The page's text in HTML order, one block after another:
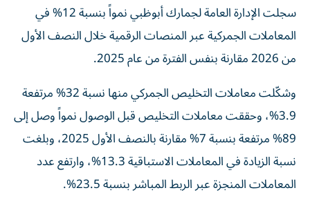
سجلت الإدارة العامة لجمارك أبوظبي نمواً بنسبة 12% في
المعاملات الجمركية عبر المنصات الرقمية خلال النصف الأول
من 2026 مقارنة بنفس الفترة من عام 2025.
وشكّلت معاملات التخليص الجمركي منها نسبة 32% مرتفعة
3.9%، وحققت معاملات التخليص قبل الوصول نمواً وصل إلى
89% مرتفعة بنسبة 7% مقارنة بالنصف الأول 2025، وبلغت
نسبة الزيادة في المعاملات الاستباقية 13.3%، وارتفع عدد
المعاملات المنجزة عبر الربط المباشر بنسبة 23.5%.